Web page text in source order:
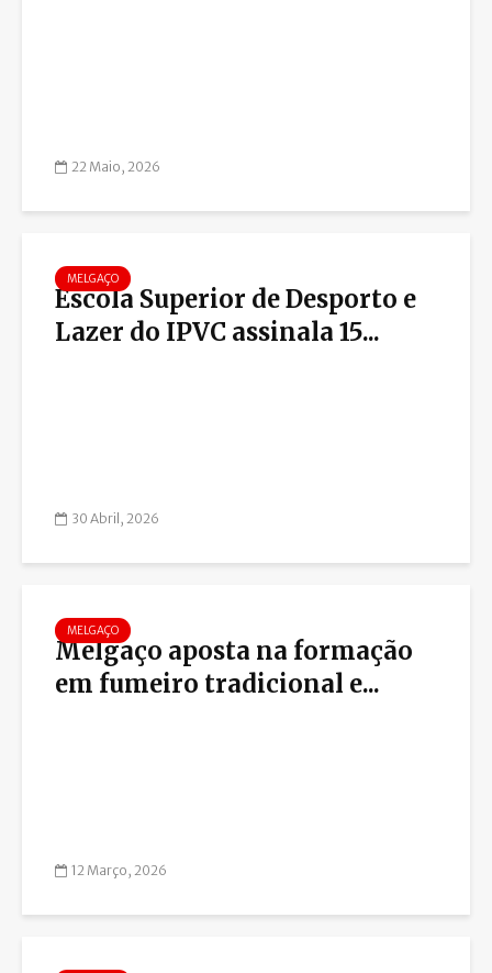
22 Maio, 2026
MELGAÇO
Escola Superior de Desporto e
Lazer do IPVC assinala 15...
30 Abril, 2026
MELGAÇO
Melgaço aposta na formação
em fumeiro tradicional e...
12 Março, 2026